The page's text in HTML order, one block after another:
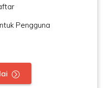
Pengguna